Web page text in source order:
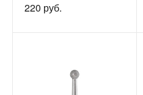
220 руб.